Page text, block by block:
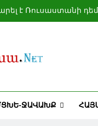
է առաջիկա
են
է Ռուսաստանի
ՋԱՎԱԽՔ